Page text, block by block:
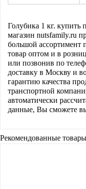
Голубика 1 кг. купить
магазин nutsfamily.ru
большой ассортимент
товар оптом и в
или позвонив по
доставку в Москву и
гарантию качества
транспортной
автоматически
данные, Вы сможете
Рекомендованные товары